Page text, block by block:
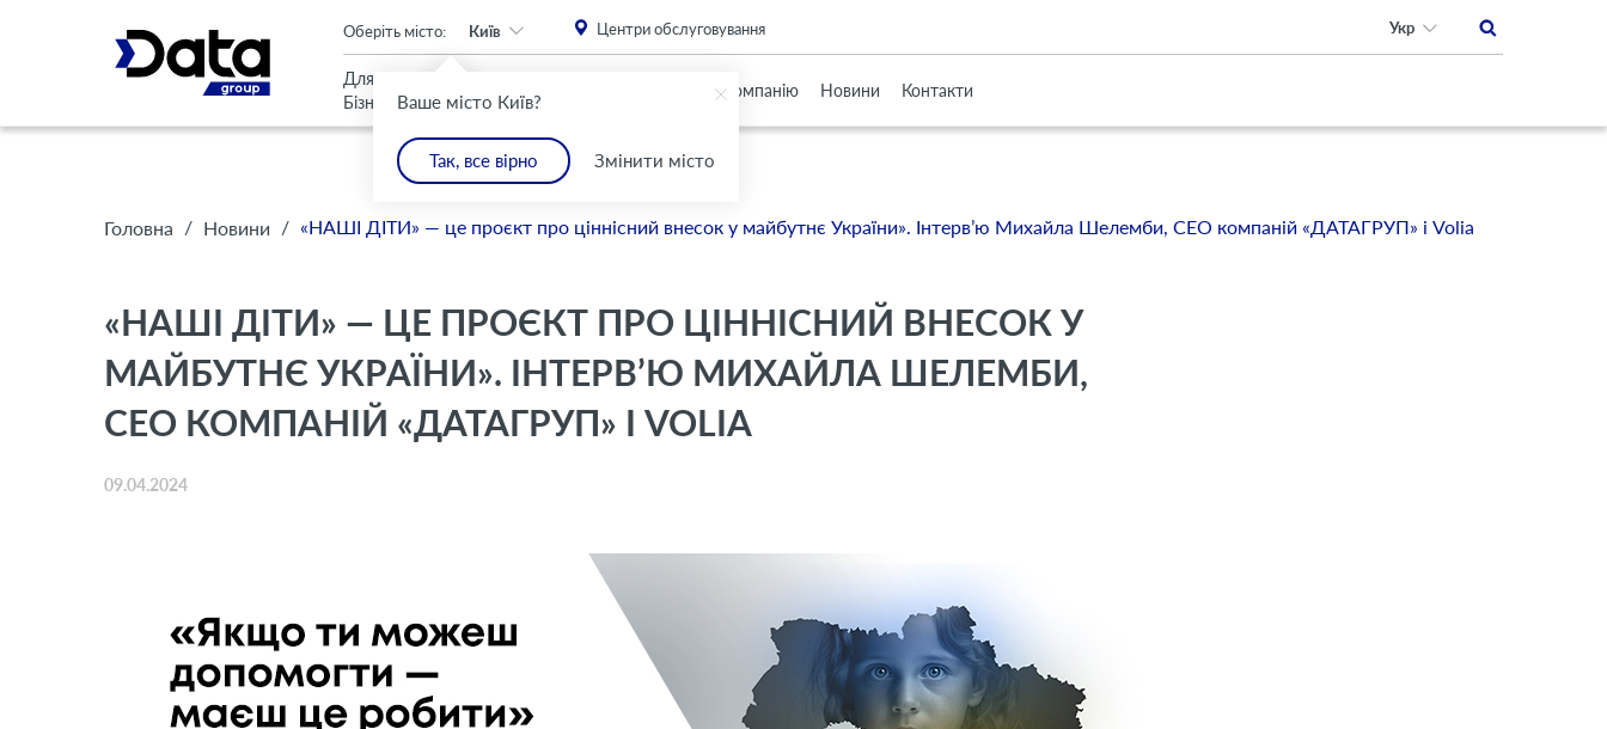
Ваше місто Київ?
Так, все вірно Змінити місто
Оберіть місто: Київ Центри обслуговування Укр
Для
Бізнесу
Дому
Про Компанію Новини Контакти
Головна / Новини / «НАШІ ДІТИ» — це проєкт про ціннісний внесок у майбутнє України». Інтерв’ю Михайла Шелемби, СЕО компаній «ДАТАГРУП» і Volia
«НАШІ ДІТИ» — ЦЕ ПРОЄКТ ПРО ЦІННІСНИЙ ВНЕСОК У
МАЙБУТНЄ УКРАЇНИ». ІНТЕРВ’Ю МИХАЙЛА ШЕЛЕМБИ,
СЕО КОМПАНІЙ «ДАТАГРУП» І VOLIA
09.04.2024
An important update (Chrome 143) is available for your browser. Please install this critical browser update